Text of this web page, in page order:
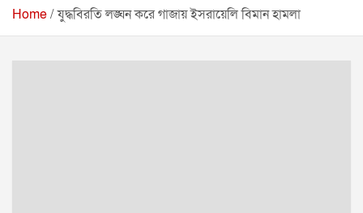
Home যুদ্ধবিরতি লঙ্ঘন করে গাজায় ইসরায়েলি বিমান হামলা